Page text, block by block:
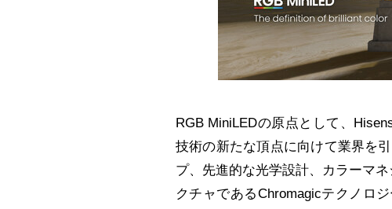
RGB MiniLEDの原点として、
技術の新たな頂点に向けて業界を
プ、先進的な光学設計、カラーマ
クチャであるChromagicテクノロ